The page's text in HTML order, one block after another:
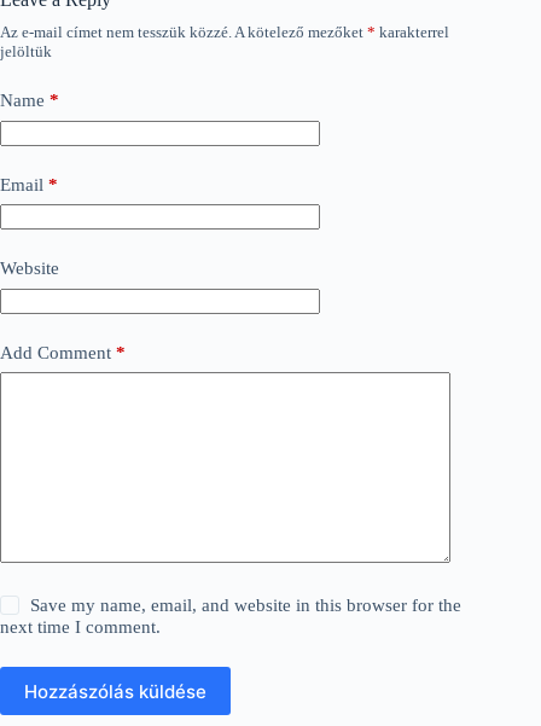
Az e-mail címet nem tesszük közzé.A kötelező mezőket * karakterrel
jelöltük
Name *
Email *
Website
Add Comment *
Save my name, email, and website in this browser for the
next time I comment.
Hozzászólás küldése